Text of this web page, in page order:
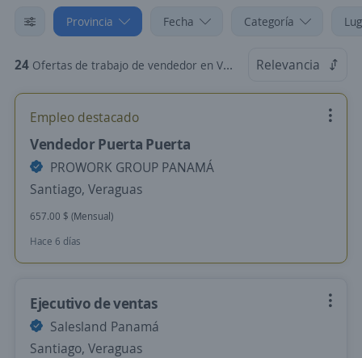
Provincia Fecha Categoría
24 Ofertas de trabajo de vendedor en Veraguas Relevancia
Empleo destacado
Vendedor Puerta Puerta
PROWORK GROUP PANAMÁ
Santiago, Veraguas
657.00 $ (Mensual)
Hace 6 días
Ejecutivo de ventas
Salesland Panamá
Santiago, Veraguas